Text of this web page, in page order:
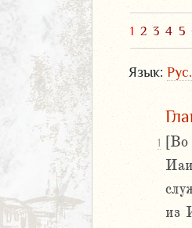
1 2 3 4 5
Язык:
1
из